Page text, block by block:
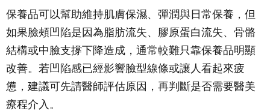
保養品可以幫助維持肌膚保濕、彈潤與日常保養，但
如果臉頰凹陷是因為脂肪流失、膠原蛋白流失、骨骼
結構或中臉支撐下降造成，通常較難只靠保養品明顯
改善。若凹陷感已經影響臉型線條或讓人看起來疲
憊，建議可先請醫師評估原因，再判斷是否需要醫美
療程介入。